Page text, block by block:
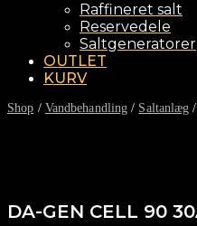
Raffineret salt
Reservedele
Saltgeneratorer
OUTLET
KURV
Shop / Vandbehandling / Saltanlæg /
DA-GEN CELL 90